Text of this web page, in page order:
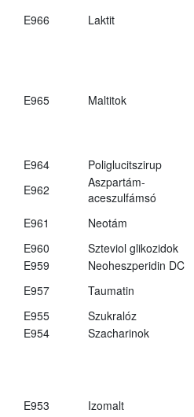
E966 Laktit
E965 Maltitok
E964 Poliglucitszirup
E962
Aszpartám-
aceszulfámsó
E961
Neotám
E960
Szteviol glikozidok
E959
Neoheszperidin DC
E957
Taumatin
E955
Szukralóz
E954
Szacharinok
E953 Izomalt